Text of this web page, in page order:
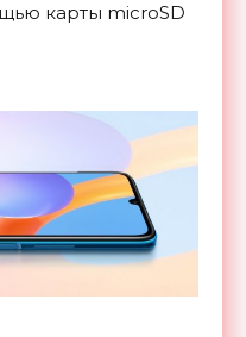
карты microSD